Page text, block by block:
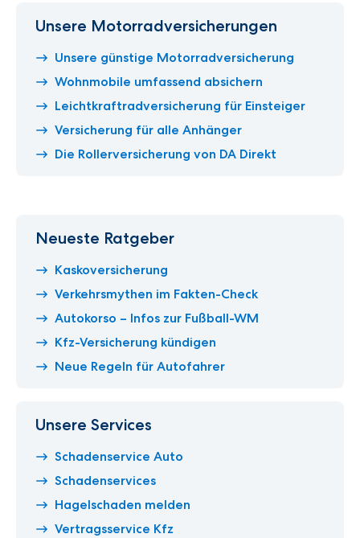
Unsere Motorradversicherungen
Unsere günstige Motorradversicherung
Wohnmobile umfassend absichern
Leichtkraftradversicherung für Einsteiger
Versicherung für alle Anhänger
Die Rollerversicherung von DA Direkt
Neueste Ratgeber
Kaskoversicherung
Verkehrsmythen im Fakten-Check
Autokorso – Infos zur Fußball-WM
Kfz-Versicherung kündigen
Neue Regeln für Autofahrer
Unsere Services
Schadenservice Auto
Schadenservices
Hagelschaden melden
Vertragsservice Kfz